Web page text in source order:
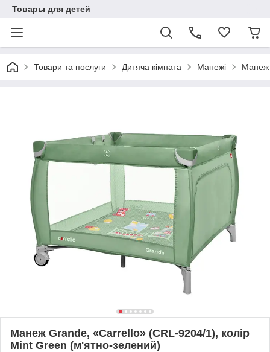
Товары для детей
Товари та послуги Дитяча кімната Манежі Манеж
Манеж Grande, «Carrello» (CRL-9204/1), колір
Mint Green (м'ятно-зелений)